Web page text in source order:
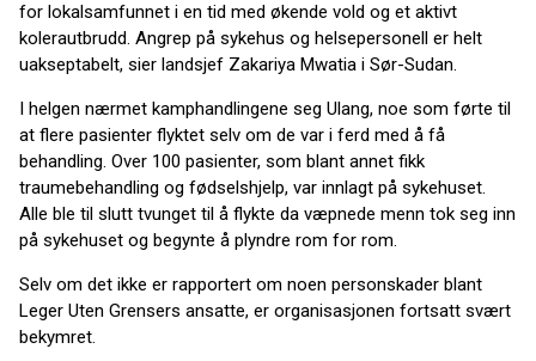
for lokalsamfunnet i en tid med økende vold og et aktivt
kolerautbrudd. Angrep på sykehus og helsepersonell er helt
uakseptabelt, sier landsjef Zakariya Mwatia i Sør-Sudan.
I helgen nærmet kamphandlingene seg Ulang, noe som førte til
at flere pasienter flyktet selv om de var i ferd med å få
behandling. Over 100 pasienter, som blant annet fikk
traumebehandling og fødselshjelp, var innlagt på sykehuset.
Alle ble til slutt tvunget til å flykte da væpnede menn tok seg inn
på sykehuset og begynte å plyndre rom for rom.
Selv om det ikke er rapportert om noen personskader blant
Leger Uten Grensers ansatte, er organisasjonen fortsatt svært
bekymret.